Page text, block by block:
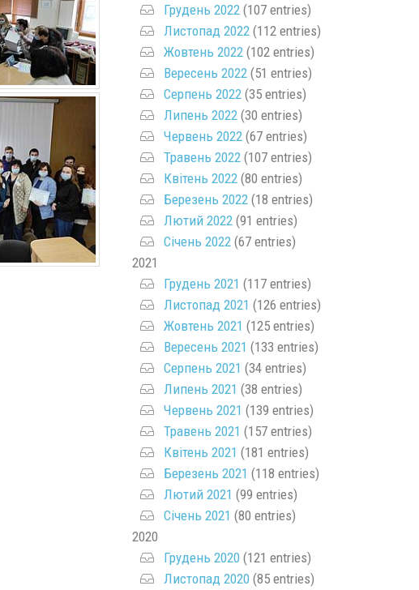
Грудень 2022(107 entries)
Листопад 2022(112 entries)
Жовтень 2022(102 entries)
Вересень 2022(51 entries)
Серпень 2022(35 entries)
Липень 2022(30 entries)
Червень 2022(67 entries)
Травень 2022(107 entries)
Квітень 2022(80 entries)
Березень 2022(18 entries)
Лютий 2022(91 entries)
Січень 2022(67 entries)
2021
Грудень 2021 (117 entries)
Листопад 2021 (126 entries)
Жовтень 2021 (125 entries)
Вересень 2021 (133 entries)
Серпень 2021 (34 entries)
Липень 2021 (38 entries)
Червень 2021 (139 entries)
Травень 2021 (157 entries)
Квітень 2021 (181 entries)
Березень 2021 (118 entries)
Лютий 2021 (99 entries)
Січень 2021 (80 entries)
2020
Грудень 2020(121 entries)
Листопад 2020(85 entries)